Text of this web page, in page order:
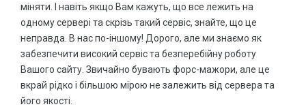
міняти. І навіть якщо Вам кажуть, що все лежить на
одному сервері та скрізь такий сервіс, знайте, що це
неправда. В нас по-іншому! Дорого, але ми знаємо як
забезпечити високий сервіс та безперебійну роботу
Вашого сайту. Звичайно бувають форс-мажори, але це
вкрай рідко і більшою мірою не залежить від сервера та
його якості.